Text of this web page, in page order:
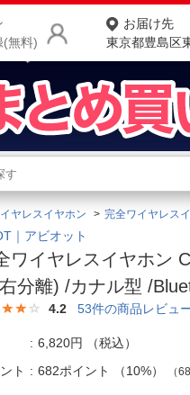
(無料)
お届け先
東京都豊島区
商品をさがす
ランキングからさ
カテゴリ一覧からさ
お客様サポート
ご利用ガイド
ヤレスイヤホン 完全ワイヤレス
｜アビオット
ワイヤレスイヤホン
分離) /カナル型 /
4.2 53件の商品レビュ
6,820円
（税込）
ト
682ポイント （10%） （